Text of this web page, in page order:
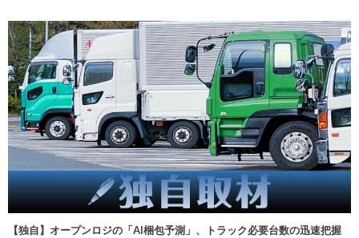
【独自】オープンロジの「AI梱包予測」、トラック必要台数の迅速把握